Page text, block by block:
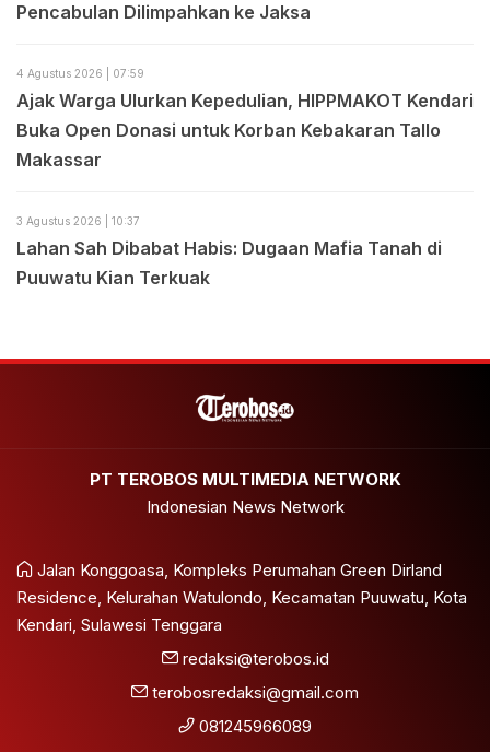
Pencabulan Dilimpahkan ke Jaksa
4 Agustus 2026 | 07:59
Ajak Warga Ulurkan Kepedulian, HIPPMAKOT Kendari
Buka Open Donasi untuk Korban Kebakaran Tallo
Makassar
3 Agustus 2026 | 10:37
Lahan Sah Dibabat Habis: Dugaan Mafia Tanah di
Puuwatu Kian Terkuak
PT TEROBOS MULTIMEDIA NETWORK
Indonesian News Network
Jalan Konggoasa, Kompleks Perumahan Green Dirland
Residence, Kelurahan Watulondo, Kecamatan Puuwatu, Kota
Kendari, Sulawesi Tenggara
redaksi@terobos.id
terobosredaksi@gmail.com
081245966089